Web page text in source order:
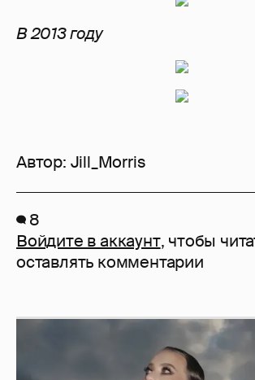
В 2013 году
Автор: Jill_Morris
8
Войдите в аккаунт, чтобы
оставлять комментарии